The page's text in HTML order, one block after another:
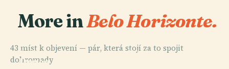
More inBelo Horizonte.
43 míst k objevení — pár, která stojí za to spojit
dohromady.
PLACE
Praça Da
PLACE
PLACE